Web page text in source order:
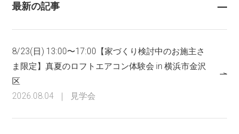
最新の記事
8/23(日) 13:00〜17:00【家づくり検討中のお施主さ
ま限定】真夏のロフトエアコン体験会 in 横浜市金沢
区
2026.08.04
見学会